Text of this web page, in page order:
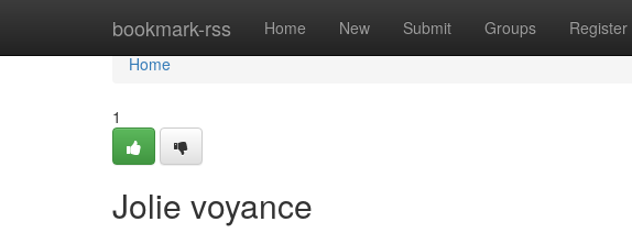
bookmark-rss Home New Submit Groups Register
Home
Home
1
Jolie voyance